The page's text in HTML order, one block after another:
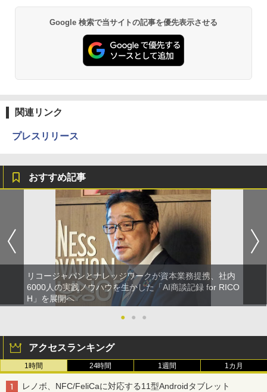
Google 検索で当サイトの記事を優先表示させる
関連リンク
プレスリリース
おすすめ記事
リコージャパンとナレッジワークが資本業務提携、社内
6000人の実践ノウハウを生かした「AI商談記録 for RICO
H」を展開へ
●
● ●
アクセスランキング
1時間 24時間 1週間 1カ月
レノボ、NFC/FeliCaに対応する11型Androidタブレット